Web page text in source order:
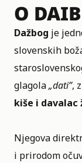
O
Dažbog je
slovenskih
glagola„dati”,
kiše i
Njegova
i prirodom